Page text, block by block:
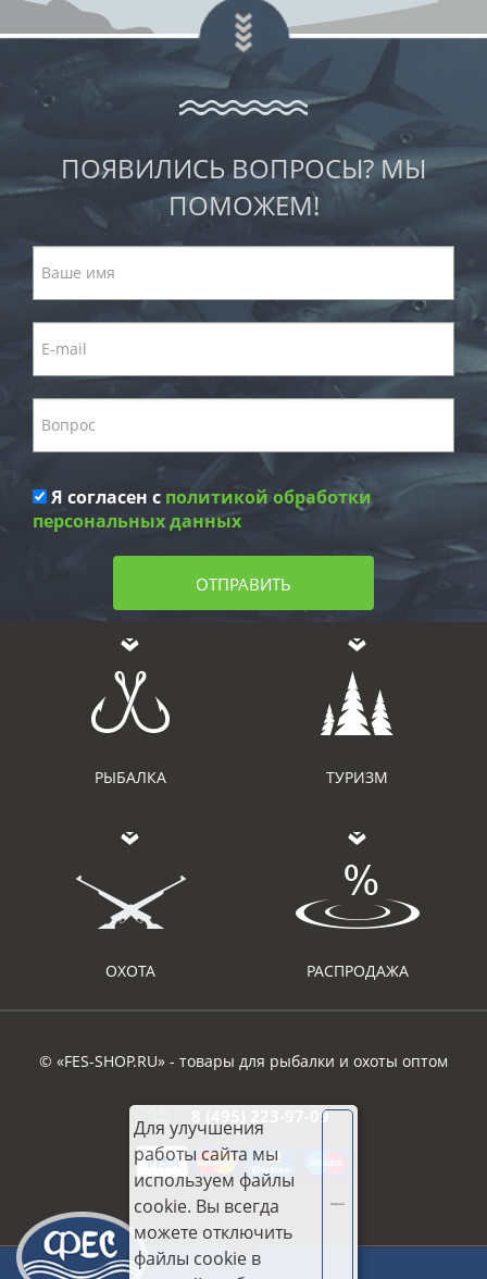
ПОЯВИЛИСЬ ВОПРОСЫ? МЫ
ПОМОЖЕМ!
Я согласен с политикой обработки
персональных данных
ОТПРАВИТЬ
РЫБАЛКА ТУРИЗМ
ОХОТА РАСПРОДАЖА
© «FES-SHOP.RU» - товары для рыбалки и охоты оптом
8 (495) 223-97-09
Для улучшения
работы сайта мы
используем файлы
cookie. Вы всегда
можете отключить
файлы cookie в
Хорошо